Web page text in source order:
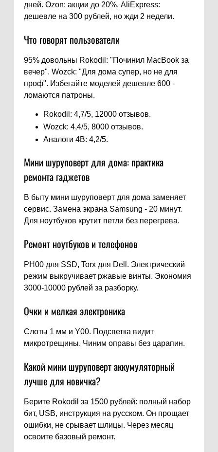
дней. Ozon: акции до 20%. AliExpress:
дешевле на 300 рублей, но жди 2 недели.
Что говорят пользователи
95% довольны Rokodil: "Починил MacBook за
вечер". Wozck: "Для дома супер, но не для
проф". Избегайте моделей дешевле 600 -
ломаются патроны.
Rokodil: 4,7/5, 12000 отзывов.
Wozck: 4,4/5, 8000 отзывов.
Аналоги 4В: 4,2/5.
Мини шуруповерт для дома: практика
ремонта гаджетов
В быту мини шуруповерт для дома заменяет
сервис. Замена экрана Samsung - 20 минут.
Для ноутбуков крутит петли без перегрева.
Ремонт ноутбуков и телефонов
PH00 для SSD, Torx для Dell. Электрический
режим выкручивает ржавые винты. Экономия
3000-10000 рублей за разборку.
Очки и мелкая электроника
Слоты 1 мм и Y00. Подсветка видит
микротрещины. Чиним оправы без царапин.
Какой мини шуруповерт аккумуляторный
лучше для новичка?
Берите Rokodil за 1500 рублей: полный набор
бит, USB, инструкция на русском. Он прощает
ошибки, не срывает шлицы. Через месяц
освоите базовый ремонт.